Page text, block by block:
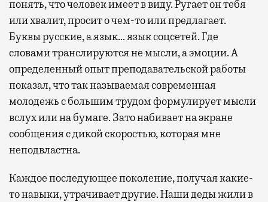
понять, что человек имеет в виду. Ругает он тебя
или хвалит, просит о чем-то или предлагает.
Буквы русские, а язык… язык соцсетей. Где
словами транслируются не мысли, а эмоции. А
определенный опыт преподавательской работы
показал, что так называемая современная
молодежь с большим трудом формулирует мысли
вслух или на бумаге. Зато набивает на экране
сообщения с дикой скоростью, которая мне
неподвластна.
Каждое последующее поколение, получая какие-
то навыки, утрачивает другие. Наши деды жили в